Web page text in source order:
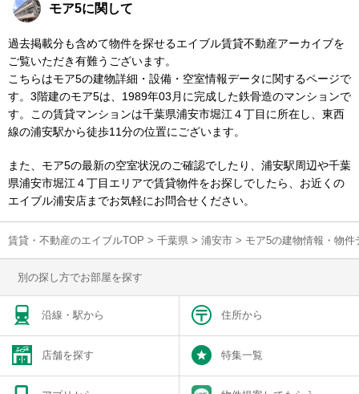
モア5に関して
過去掲載分も含めて物件を探せるエイブル賃貸不動産アーカイブを
ご覧いただき有難うございます。
こちらはモア5の建物詳細・設備・空室情報データに関するページで
す。3階建のモア5は、1989年03月に完成した鉄骨造のマンションで
す。この賃貸マンションは千葉県浦安市堀江４丁目に所在し、東西
線の浦安駅から徒歩11分の位置にございます。
また、モア5の最新の空室状況のご確認でしたり、浦安駅周辺や千葉
県浦安市堀江４丁目エリアで賃貸物件をお探しでしたら、お近くの
エイブル浦安店までお気軽にお問合せください。
賃貸・不動産のエイブルTOP > 千葉県 > 浦安市 > モア5の建物情報・物件
別の探し方でお部屋を探す
沿線・駅から 住所から
店舗を探す 特集一覧